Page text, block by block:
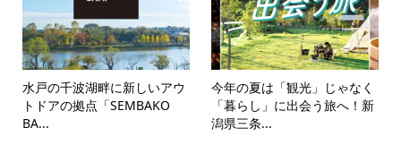
水戸の千波湖畔に新しいアウ
トドアの拠点「SEMBAKO
BA...
今年の夏は「観光」じゃなく
「暮らし」に出会う旅へ！新
潟県三条...